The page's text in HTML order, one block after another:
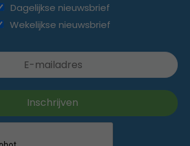
Dagelijkse nieuwsbrief
Wekelijkse nieuwsbrief